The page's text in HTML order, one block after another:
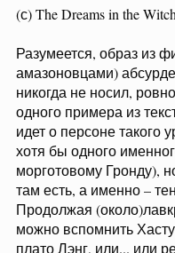
(с) The Dreams in the
Разумеется, образ из
амазоновцами)
никогда не носил,
одного примера из
идет о персоне такого
хотя бы одного
морготовому Гронду),
там есть, а именно –
Продолжая
можно вспомнить
плато Лэнг, или... или